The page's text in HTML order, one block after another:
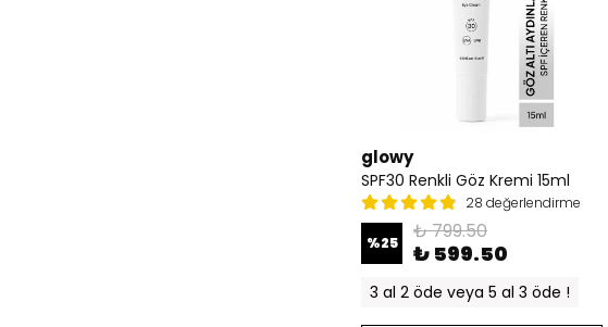
glowy
SPF30 Renkli Göz Kremi 15ml
28 değerlendirme
%25 ₺ 799.50
₺ 599.50
3 al 2 öde veya 5 al 3 öde !